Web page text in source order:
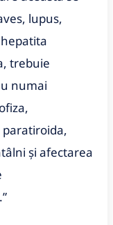
lupus,
trebuie
numai
și afectarea